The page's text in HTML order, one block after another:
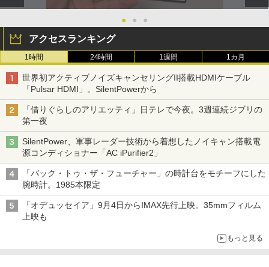
● ● ●
アクセスランキング
1時間 24時間 1週間 1カ月
世界初アクティブノイズキャンセリングII搭載HDMIケーブル
「Pulsar HDMI」。SilentPowerから
「借りぐらしのアリエッティ」日テレで今夜。3週連続ジブリの
第一夜
SilentPower、軍事レーダー技術から着想したノイキャン搭載電
源コンディショナー「AC iPurifier2」
「バック・トゥ・ザ・フューチャー」の時計台をモチーフにした
腕時計。1985本限定
「オデュッセイア」9月4日からIMAX先行上映。35mmフィルム
上映も
もっと見る